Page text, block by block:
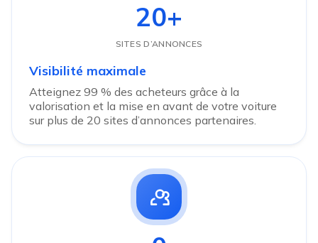
20+
SITES D’ANNONCES
Visibilité maximale
Atteignez 99 % des acheteurs grâce à la
valorisation et la mise en avant de votre voiture
sur plus de 20 sites d’annonces partenaires.